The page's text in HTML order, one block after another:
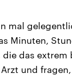
mal
Minuten,
das
und